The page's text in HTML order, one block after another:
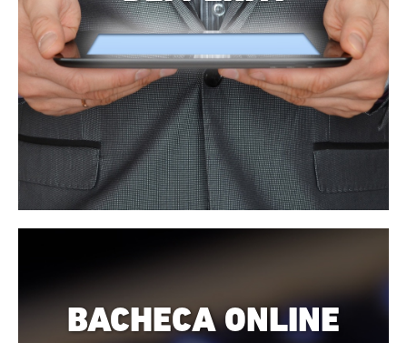
BACHECA ONLINE